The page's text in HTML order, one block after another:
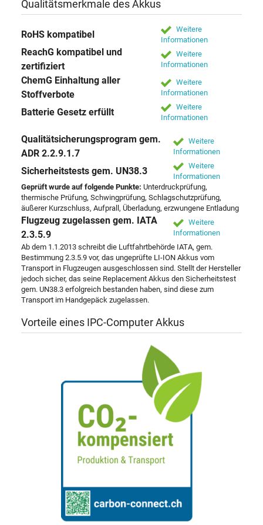
Qualitätsmerkmale des Akkus
RoHS kompatibel
Weitere
Informationen
ReachG kompatibel und
zertifiziert
Weitere
Informationen
ChemG Einhaltung aller
Stoffverbote
Weitere
Informationen
Batterie Gesetz erfüllt
Weitere
Informationen
Qualitätsicherungsprogram gem.
ADR 2.2.9.1.7
Weitere
Informationen
Sicherheitstests gem. UN38.3
Weitere
Informationen
Geprüft wurde auf folgende Punkte: Unterdruckprüfung,
thermische Prüfung, Schwingprüfung, Schlagschutzprüfung,
äußerer Kurzschluss, Aufprall, Überladung, erzwungene Entladung
Flugzeug zugelassen gem. IATA
2.3.5.9
Weitere
Informationen
Ab dem 1.1.2013 schreibt die Luftfahrtbehörde IATA, gem.
Bestimmung 2.3.5.9 vor, das ungeprüfte LI-ION Akkus vom
Transport in Flugzeugen ausgeschlossen sind. Stellt der Hersteller
jedoch sicher, das seine Replacement Akkus den Sicherheitstest
gem. UN38.3 erfolgreich bestanden haben, sind diese zum
Transport im Handgepäck zugelassen.
Vorteile eines IPC-Computer Akkus